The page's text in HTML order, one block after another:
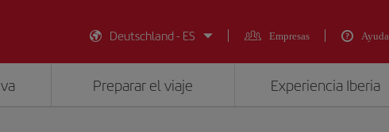
Deutschland - ES
Empresas Ayuda
Preparar el viaje Experiencia Iberia